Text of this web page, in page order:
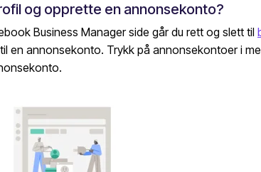
og opprette en annonsekonto?
Business Manager side går du rett og slett til
en annonsekonto. Trykk på annonsekontoer i